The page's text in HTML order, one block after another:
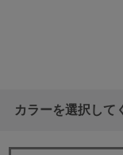
カラーを選択して